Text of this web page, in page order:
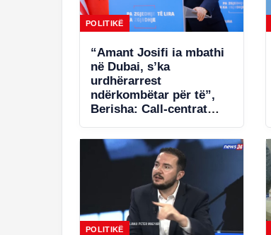
POLITIKË
“Amant Josifi ia mbathi
në Dubai, s’ka
urdhërarrest
ndërkombëtar për të”,
Berisha: Call-centrat
më kriminal në Shqipëri
POLITIKË